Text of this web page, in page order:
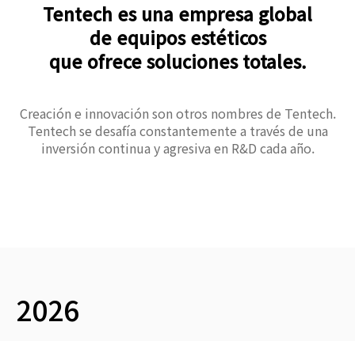
Tentech es una empresa global
de equipos estéticos
que ofrece soluciones totales.
Creación e innovación son otros nombres de Tentech.
Tentech se desafía constantemente a través de una
inversión continua y agresiva en R&D cada año.
2026